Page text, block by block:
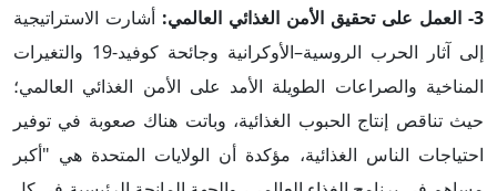
3- العمل على تحقيق الأمن الغذائي العالمي: أشارت الاستراتيجية
إلى آثار الحرب الروسية–الأوكرانية وجائحة كوفيد-19 والتغيرات
المناخية والصراعات الطويلة الأمد على الأمن الغذائي العالمي؛
حيث تناقص إنتاج الحبوب الغذائية، وباتت هناك صعوبة في توفير
احتياجات الناس الغذائية، مؤكدة أن الولايات المتحدة هي "أكبر